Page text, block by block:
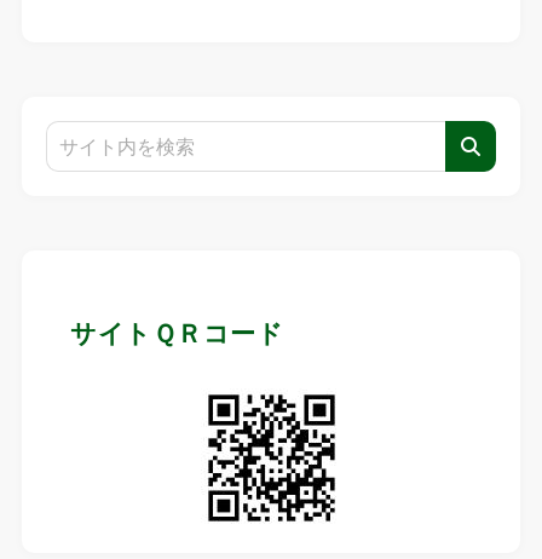
サイトＱＲコード